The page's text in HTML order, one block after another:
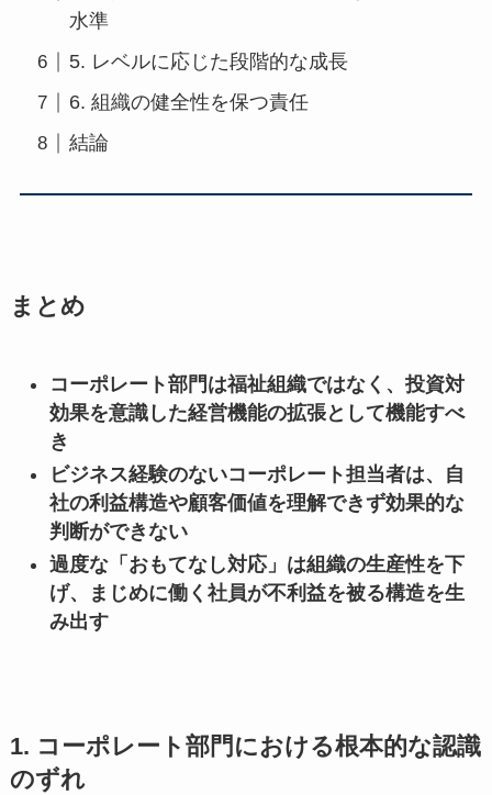
水準
5. レベルに応じた段階的な成長
6. 組織の健全性を保つ責任
結論
まとめ
コーポレート部門は福祉組織ではなく、投資対
効果を意識した経営機能の拡張として機能すべ
き
ビジネス経験のないコーポレート担当者は、自
社の利益構造や顧客価値を理解できず効果的な
判断ができない
過度な「おもてなし対応」は組織の生産性を下
げ、まじめに働く社員が不利益を被る構造を生
み出す
1. コーポレート部門における根本的な認識
のずれ